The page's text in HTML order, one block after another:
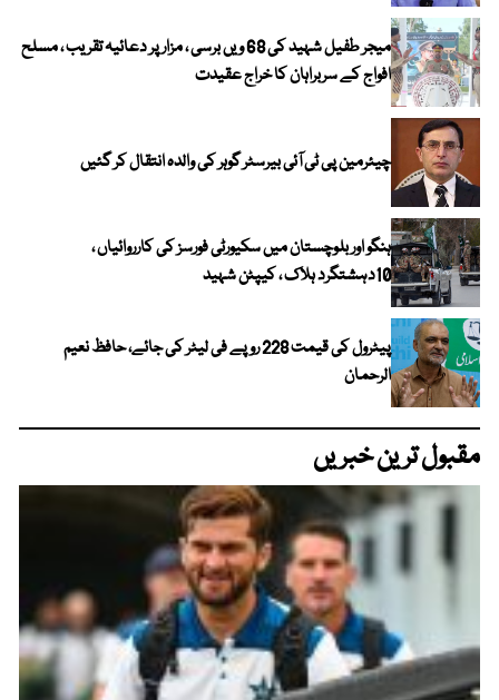
میجر طفیل شہید کی 68 ویں برسی ، مزار پر دعائیہ تقریب ، مسلح
افواج کے سربراہان کا خراج عقیدت
چیئرمین پی ٹی آئی بیرسٹر گوہر کی والدہ انتقال کر گئیں
ہنگو اور بلوچستان میں سکیورٹی فورسز کی کارروائیاں ،
10دہشتگرد ہلاک ، کیپٹن شہید
پیٹرول کی قیمت 228 روپے فی لیٹر کی جائے، حافظ نعیم
الرحمان
مقبول ترین خبریں